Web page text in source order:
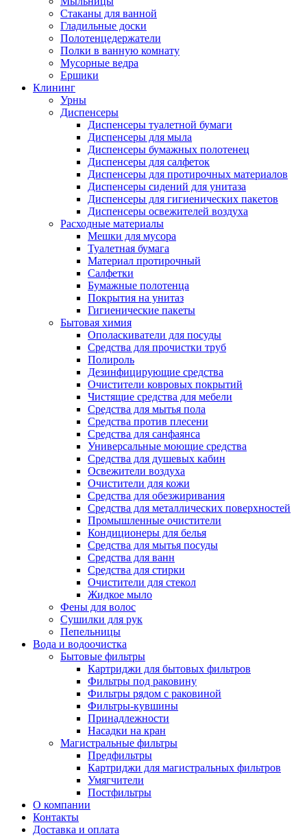
Стаканы для ванной
Гладильные доски
Полотенцедержатели
Полки в ванную комнату
Мусорные ведра
Ершики
Клининг
Урны
Диспенсеры
Диспенсеры туалетной бумаги
Диспенсеры для мыла
Диспенсеры бумажных полотенец
Диспенсеры для салфеток
Диспенсеры для протирочных материалов
Диспенсеры сидений для унитаза
Диспенсеры для гигиенических пакетов
Диспенсеры освежителей воздуха
Расходные материалы
Мешки для мусора
Туалетная бумага
Материал протирочный
Салфетки
Бумажные полотенца
Покрытия на унитаз
Гигиенические пакеты
Бытовая химия
Ополаскиватели для посуды
Средства для прочистки труб
Полироль
Дезинфицирующие средства
Очистители ковровых покрытий
Чистящие средства для мебели
Средства для мытья пола
Средства против плесени
Средства для санфаянса
Универсальные моющие средства
Средства для душевых кабин
Освежители воздуха
Очистители для кожи
Средства для обезжиривания
Средства для металлических поверхностей
Промышленные очистители
Кондиционеры для белья
Средства для мытья посуды
Средства для ванн
Средства для стирки
Очистители для стекол
Жидкое мыло
Фены для волос
Сушилки для рук
Пепельницы
Вода и водоочистка
Бытовые фильтры
Картриджи для бытовых фильтров
Фильтры под раковину
Фильтры рядом с раковиной
Фильтры-кувшины
Принадлежности
Насадки на кран
Магистральные фильтры
Предфильтры
Картриджи для магистральных фильтров
Умягчители
Постфильтры
О компании
Контакты
Доставка и оплата